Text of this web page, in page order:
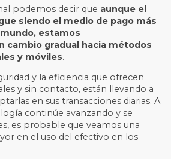
podemos decir que aunque el
siendo el medio de pago más
estamos
cambio gradual hacia métodos
y móviles.
y la eficiencia que ofrecen
y sin contacto, están llevando a
en sus transacciones diarias. A
continúe avanzando y se
es probable que veamos una
en el uso del efectivo en los